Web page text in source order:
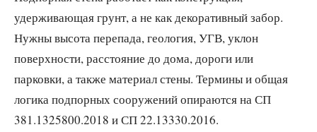
удерживающая грунт, а не как декоративный забор.
Нужны высота перепада, геология, УГВ, уклон
поверхности, расстояние до дома, дороги или
парковки, а также материал стены. Термины и общая
логика подпорных сооружений опираются на СП
381.1325800.2018 и СП 22.13330.2016.